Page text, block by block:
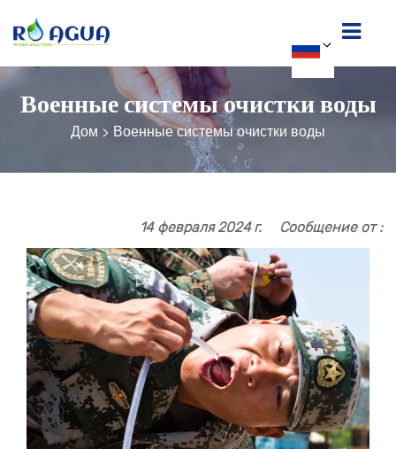
Военные системы очистки воды
Дом > Военные системы очистки воды
14 февраля 2024 г. Сообщение от :